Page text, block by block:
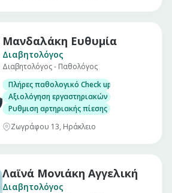
Μανδαλάκη Ευθυμία
Διαβητολόγος
Διαβητολόγος - Παθολόγος
Πλήρες παθολογικό Check up σε άνδρες και
Αξιολόγηση εργαστηριακών εξετάσεων
Ρυθμιση αρτηριακής πίεσης
Ζωγράφου 13, Ηράκλειο
Λαϊνά Μονιάκη Αγγελική
Διαβητολόγος